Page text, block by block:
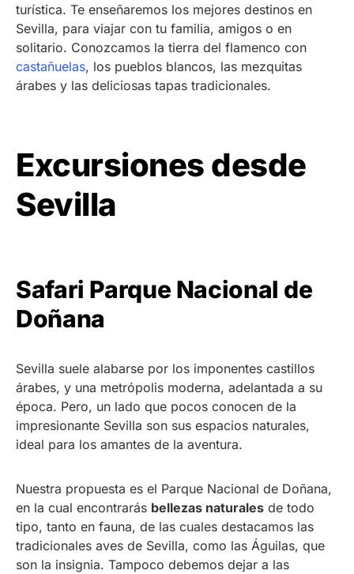
turística. Te enseñaremos los mejores destinos en
Sevilla, para viajar con tu familia, amigos o en
solitario. Conozcamos la tierra del flamenco con
castañuelas, los pueblos blancos, las mezquitas
árabes y las deliciosas tapas tradicionales.
Excursiones desde
Sevilla
Safari Parque Nacional de
Doñana
Sevilla suele alabarse por los imponentes castillos
árabes, y una metrópolis moderna, adelantada a su
época. Pero, un lado que pocos conocen de la
impresionante Sevilla son sus espacios naturales,
ideal para los amantes de la aventura.
Nuestra propuesta es el Parque Nacional de Doñana,
en la cual encontrarás bellezas naturales de todo
tipo, tanto en fauna, de las cuales destacamos las
tradicionales aves de Sevilla, como las Águilas, que
son la insignia. Tampoco debemos dejar a las